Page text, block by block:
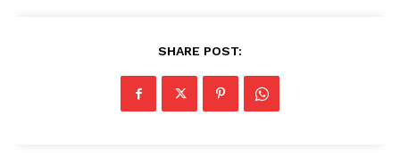
SHARE POST: